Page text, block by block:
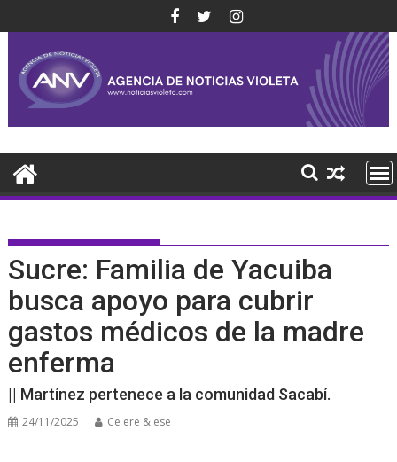
al
contenido
Sucre: Familia de Yacuiba
busca apoyo para cubrir
gastos médicos de la madre
enferma
|| Martínez pertenece a la comunidad Sacabí.
24/11/2025 Ce ere & ese